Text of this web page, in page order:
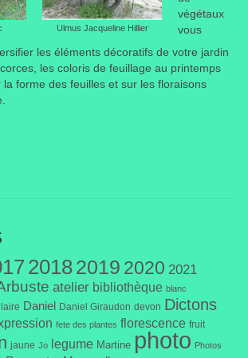
Ulmus Jacqueline Hillier
végétaux
vous
les éléments décoratifs de votre jardin
les coloris de feuillage au printemps
la forme des feuilles et sur les floraisons
20182019 2020 2021
atelier bibliothèque blanc
Daniel Daniel Giraudon devon Dictons
fete des plantes florescence fruit
jaune Jo legume Martine photo Photos